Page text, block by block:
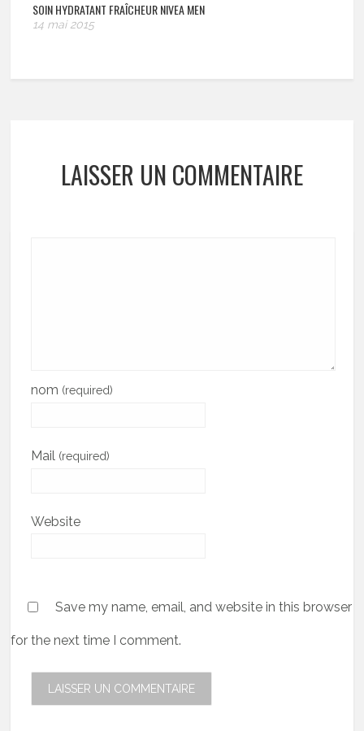
SOIN HYDRATANT FRAÎCHEUR NIVEA MEN
14 mai 2015
LAISSER UN COMMENTAIRE
nom (required)
Mail (required)
Website
Save my name, email, and website in this browser
for the next time I comment.